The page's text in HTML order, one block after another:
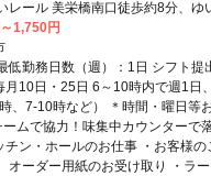
レール 美栄橋南口徒歩約8分、ゆ
歩約10分、ゆいレール 牧志西口徒
分
1,750円
低勤務日数（週）：1日 シフト提
月10日・25日 6～10時内で週1日
、7-10時など） ＊時間・曜日等お
ムで協力！味集中カウンターで
チン・ホールのお仕事 ・お客様
オーダー用紙のお受け取り ・ラ